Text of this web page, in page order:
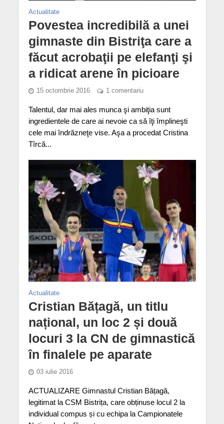
Actualitate
Povestea incredibilă a unei
gimnaste din Bistriţa care a
făcut acrobaţii pe elefanţi şi
a ridicat arene în picioare
15 octombrie 2016 1 comentariu
Talentul, dar mai ales munca şi ambiţia sunt
ingredientele de care ai nevoie ca să îţi împlineşti
cele mai îndrăzneţe vise. Aşa a procedat Cristina
Tîrcă...
Actualitate
Cristian Bățagă, un titlu
național, un loc 2 și două
locuri 3 la CN de gimnastică
în finalele pe aparate
03 iulie 2016
ACTUALIZARE Gimnastul Cristian Bățagă,
legitimat la CSM Bistrița, care obținuse locul 2 la
individual compus și cu echipa la Campionatele